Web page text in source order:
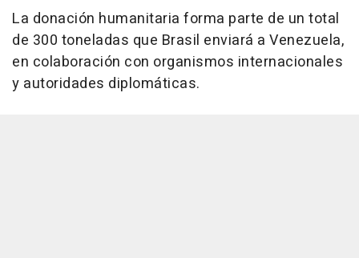
La donación humanitaria forma parte de un total
de 300 toneladas que Brasil enviará a Venezuela,
en colaboración con organismos internacionales
y autoridades diplomáticas.